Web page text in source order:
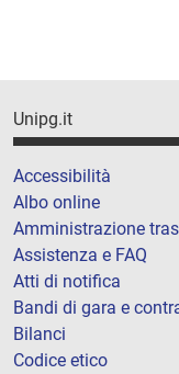
Unipg.it
Accessibilità
Albo online
Amministrazione
Assistenza e FAQ
Atti di notifica
Bandi di gara e
Bilanci
Codice etico